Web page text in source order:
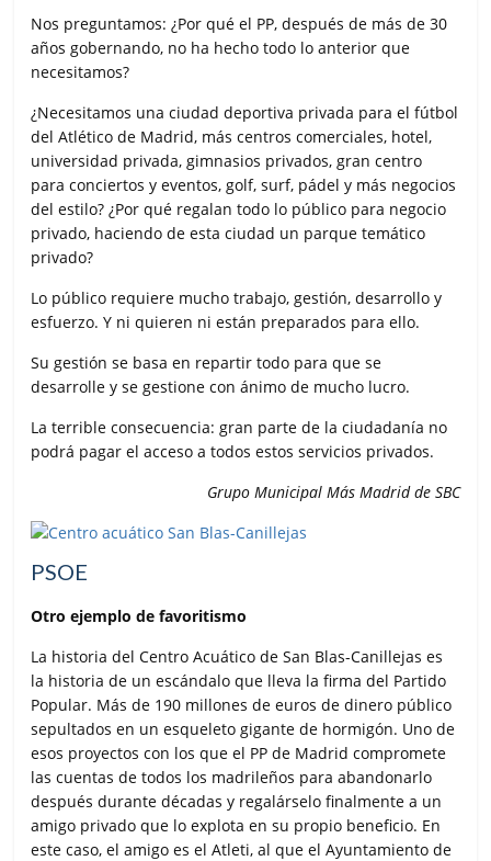
Nos preguntamos: ¿Por qué el PP, después de más de 30
años gobernando, no ha hecho todo lo anterior que
necesitamos?
¿Necesitamos una ciudad deportiva privada para el fútbol
del Atlético de Madrid, más centros comerciales, hotel,
universidad privada, gimnasios privados, gran centro
para conciertos y eventos, golf, surf, pádel y más negocios
del estilo? ¿Por qué regalan todo lo público para negocio
privado, haciendo de esta ciudad un parque temático
privado?
Lo público requiere mucho trabajo, gestión, desarrollo y
esfuerzo. Y ni quieren ni están preparados para ello.
Su gestión se basa en repartir todo para que se
desarrolle y se gestione con ánimo de mucho lucro.
La terrible consecuencia: gran parte de la ciudadanía no
podrá pagar el acceso a todos estos servicios privados.
Grupo Municipal Más Madrid de SBC
PSOE
Otro ejemplo de favoritismo
La historia del Centro Acuático de San Blas-Canillejas es
la historia de un escándalo que lleva la firma del Partido
Popular. Más de 190 millones de euros de dinero público
sepultados en un esqueleto gigante de hormigón. Uno de
esos proyectos con los que el PP de Madrid compromete
las cuentas de todos los madrileños para abandonarlo
después durante décadas y regalárselo finalmente a un
amigo privado que lo explota en su propio beneficio. En
este caso, el amigo es el Atleti, al que el Ayuntamiento de